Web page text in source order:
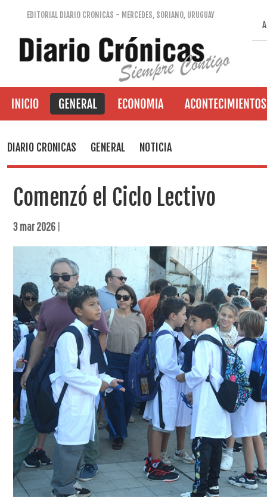
EDITORIAL DIARIO CRONICAS - MERCEDES, SORIANO, URUGUAY
DIARIO CRONICAS GENERAL NOTICIA
Comenzó el Ciclo Lectivo
3 mar 2026 |